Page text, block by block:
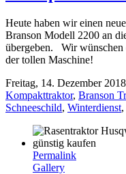
Heute haben wir einen
Branson Modell 2200 an
übergeben. Wir wünschen
der tollen Maschine!
Freitag, 14. Dezember 2018
Kompakttraktor, Branson
Schneeschild, Winterdienst,
Permalink
Gallery